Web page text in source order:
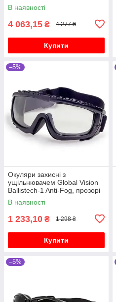
В наявності
4 063,15 ₴ 4 277 ₴
Купити
–5%
Окуляри захисні з
ущільнювачем Global Vision
Ballistech-1 Anti-Fog, прозорі
В наявності
1 233,10 ₴ 1 298 ₴
Купити
–5%